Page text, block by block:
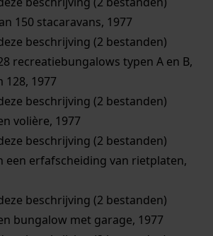
150 stacaravans, 1977
beschrijving (2 bestanden)
recreatiebungalows typen A en B,
1977
beschrijving (2 bestanden)
volière, 1977
beschrijving (2 bestanden)
een erfafscheiding van rietplaten,
beschrijving (2 bestanden)
bungalow met garage, 1977